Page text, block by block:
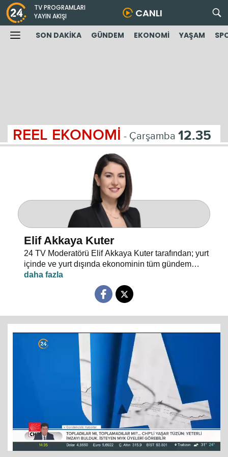
TV PROGRAMLARI
YAYIN AKIŞI
CANLI
SON DAKİKA GÜNDEM EKONOMİ YAŞAM
REEL EKONOMİ - Çarşamba 12.35
Elif Akkaya Kuter
24 TV Moderatörü Elif Akkaya Kuter tarafından; yurt
içinde ve yurt dışında ekonominin tüm gündem
maddeleri ve alanında uzman stüdyo konuklarıyla
sebep sonuç ilişkileri analiz ediliyor.